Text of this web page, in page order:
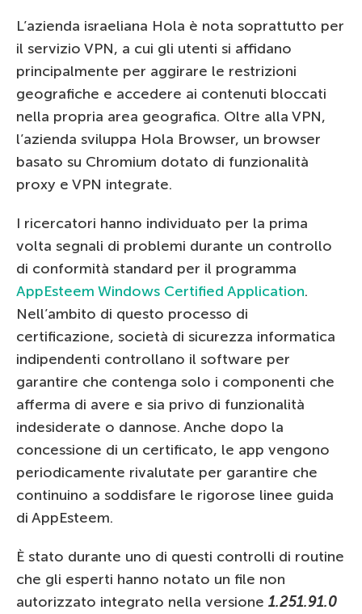
L’azienda israeliana Hola è nota soprattutto per
il servizio VPN, a cui gli utenti si affidano
principalmente per aggirare le restrizioni
geografiche e accedere ai contenuti bloccati
nella propria area geografica. Oltre alla VPN,
l’azienda sviluppa Hola Browser, un browser
basato su Chromium dotato di funzionalità
proxy e VPN integrate.
I ricercatori hanno individuato per la prima
volta segnali di problemi durante un controllo
di conformità standard per il programma
AppEsteem Windows Certified Application.
Nell’ambito di questo processo di
certificazione, società di sicurezza informatica
indipendenti controllano il software per
garantire che contenga solo i componenti che
afferma di avere e sia privo di funzionalità
indesiderate o dannose. Anche dopo la
concessione di un certificato, le app vengono
periodicamente rivalutate per garantire che
continuino a soddisfare le rigorose linee guida
di AppEsteem.
È stato durante uno di questi controlli di routine
che gli esperti hanno notato un file non
autorizzato integrato nella versione 1.251.91.0